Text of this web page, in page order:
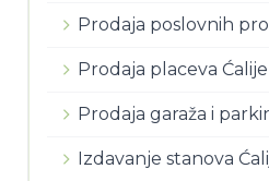
Prodaja poslovnih
Prodaja placeva Ćalije
Prodaja garaža i
Izdavanje stanova